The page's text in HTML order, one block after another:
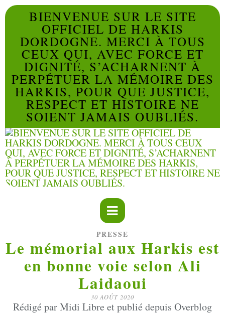
BIENVENUE SUR LE SITE
OFFICIEL DE HARKIS
DORDOGNE. MERCI À TOUS
CEUX QUI, AVEC FORCE ET
DIGNITÉ, S’ACHARNENT À
PERPÉTUER LA MÉMOIRE DES
HARKIS, POUR QUE JUSTICE,
RESPECT ET HISTOIRE NE
SOIENT JAMAIS OUBLIÉS.
PRESSE
Le mémorial aux Harkis est
en bonne voie selon Ali
Laidaoui
30 AOÛT 2020
Rédigé par Midi Libre et publié depuis Overblog